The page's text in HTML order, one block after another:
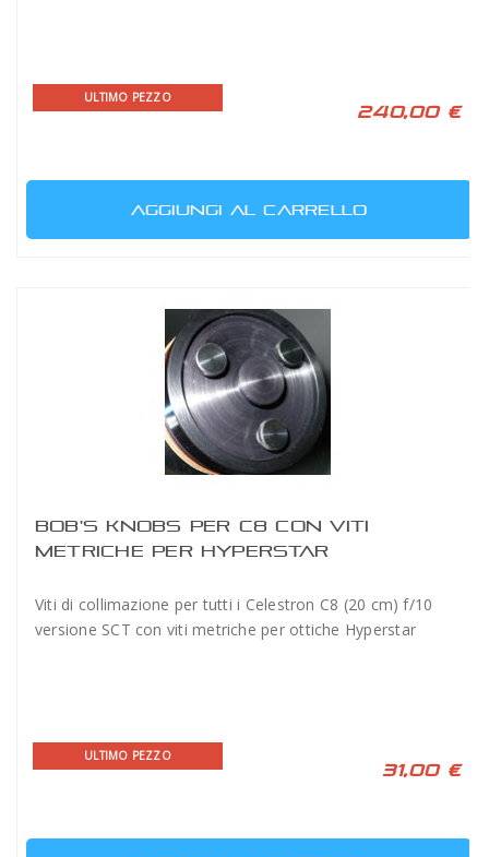
ULTIMO PEZZO
240,00 €
AGGIUNGI AL CARRELLO
BOB'S KNOBS PER C8 CON VITI
METRICHE PER HYPERSTAR
Viti di collimazione per tutti i Celestron C8 (20 cm) f/10
versione SCT con viti metriche per ottiche Hyperstar
ULTIMO PEZZO
31,00 €